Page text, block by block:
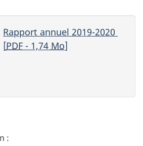
Rapport annuel 2019-2020
[PDF- 1,74 Mo]